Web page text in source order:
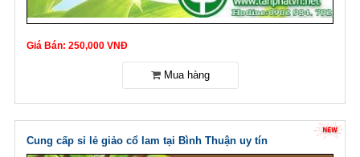
Giá Bán: 250,000 VNĐ
Cung cấp sỉ lẻ giảo cổ lam tại Bình Thuận uy tín